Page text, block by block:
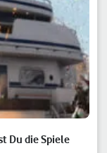
Du die Spiele